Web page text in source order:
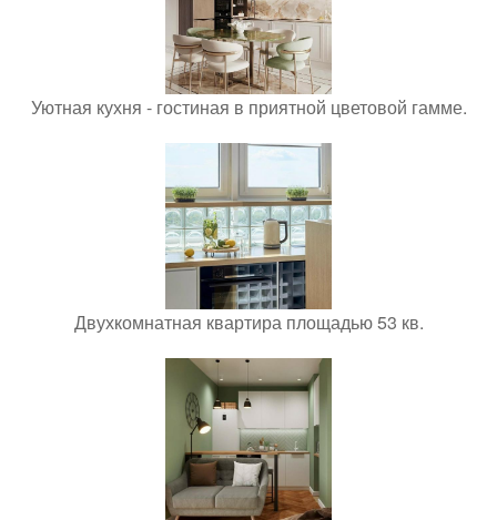
Уютная кухня - гостиная в приятной цветовой гамме.
Двухкомнатная квартира площадью 53 кв.